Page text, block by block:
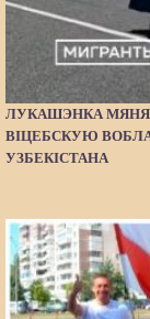
ЛУКАШЭНКА
ВІЦЕБСКУЮ
УЗБЕКІСТАНА